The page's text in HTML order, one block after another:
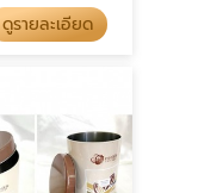
ดูรายละเอียด